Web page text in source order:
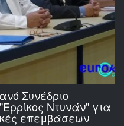
Συνέδριο
Ντυνάν" για
επεμβάσεων